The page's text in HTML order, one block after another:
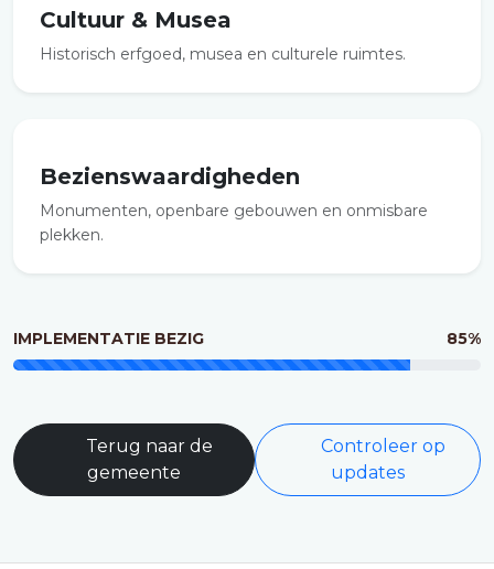
Cultuur & Musea
Historisch erfgoed, musea en culturele ruimtes.
Bezienswaardigheden
Monumenten, openbare gebouwen en onmisbare
plekken.
IMPLEMENTATIE BEZIG 85%
Terug naar de
gemeente
Controleer op
updates